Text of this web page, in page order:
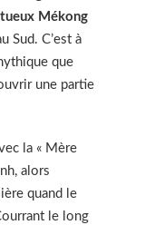
Mékong
Sud. C’est à
que
une partie
la « Mère
alors
quand le
le long